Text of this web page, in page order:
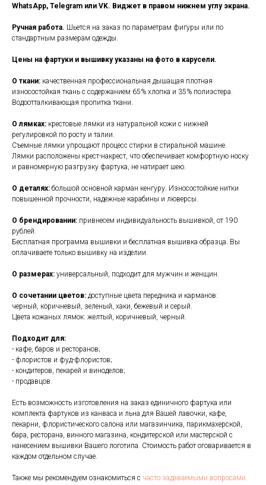
WhatsApp, Telegram или VK. Виджет в правом нижнем углу экрана.
Ручная работа. Шьется на заказ по параметрам фигуры или по
стандартным размерам одежды.
Цены на фартуки и вышивку указаны на фото в карусели.
О ткани: качественная профессиональная дышащая плотная
износостойкая ткань с содержанием 65% хлопка и 35% полиэстера.
Водоотталкивающая пропитка ткани.
О лямках: крестовые лямки из натуральной кожи с нижней
регулировкой по росту и талии.
Съемные лямки упрощают процесс стирки в стиральной машине.
Лямки расположены крест-накрест, что обеспечивает комфортную носку
и равномерную разгрузку фартука, не натирает шею.
О деталях: большой основной карман кенгуру. Износостойкие нитки
повышенной прочности, надежные карабины и люверсы.
О брендировании: привнесем индивидуальность вышивкой, от 190
рублей.
Бесплатная программа вышивки и бесплатная вышивка образца. Вы
оплачиваете только вышивку на изделии.
О размерах: универсальный, подходит для мужчин и женщин.
О сочетании цветов: доступные цвета передника и карманов:
черный, коричневый, зеленый, хаки, бежевый и серый.
Цвета кожаных лямок: желтый, коричневый, черный.
Подходит для:
- кафе, баров и ресторанов;
- флористов и фуд-флористов;
- кондитеров, пекарей и виноделов;
- продавцов.
Есть возможность изготовления на заказ единичного фартука или
комплекта фартуков из канваса и льна для Вашей лавочки, кафе,
пекарни, флористического салона или магазинчика, парикмахерской,
бара, ресторана, винного магазина, кондитерской или мастерской с
нанесением вышивки Вашего логотипа. Стоимость работ оговаривается в
каждом отдельном случае.
Также мы рекомендуем ознакомиться с часто задаваемыми вопросами.